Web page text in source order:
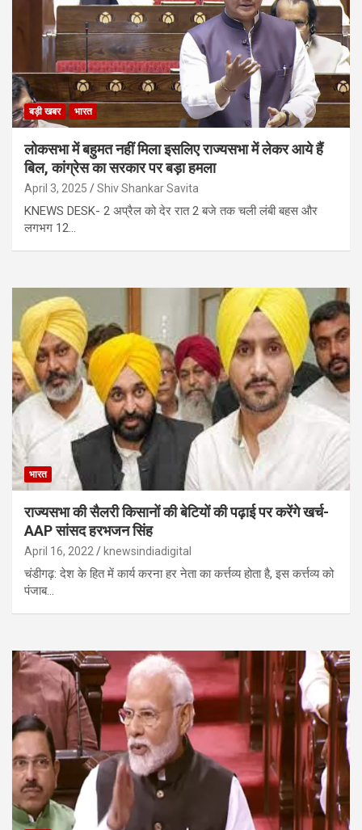
बड़ी खबर भारत
लोकसभा में बहुमत नहीं मिला इसलिए राज्यसभा में लेकर आये हैं
बिल, कांग्रेस का सरकार पर बड़ा हमला
April 3, 2025 Shiv Shankar Savita
KNEWS DESK- 2 अप्रैल को देर रात 2 बजे तक चली लंबी बहस और
लगभग 12…
भारत
राज्यसभा की सैलरी किसानों की बेटियों की पढ़ाई पर करेंगे खर्च-
AAP सांसद हरभजन सिंह
April 16, 2022 knewsindiadigital
चंडीगढ़: देश के हित में कार्य करना हर नेता का कर्त्तव्य होता है, इस कर्त्तव्य को
पंजाब…